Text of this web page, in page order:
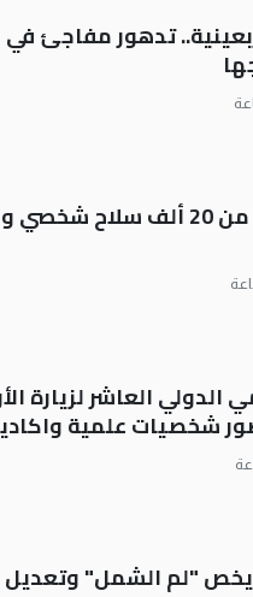
تدهور مفاجئ
الداخلية: تسجيل أكثر من 20
الدولي العاشر لزيارة
شخصيات علمية
يخص "لم الشمل" وتعديل